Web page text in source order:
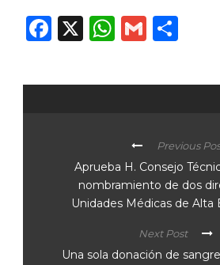
Facebook
X Gmail
Previous
Aprueba H. Consejo
nombramiento de dos
Unidades Médicas de Alta
Next Post
Una sola donación de